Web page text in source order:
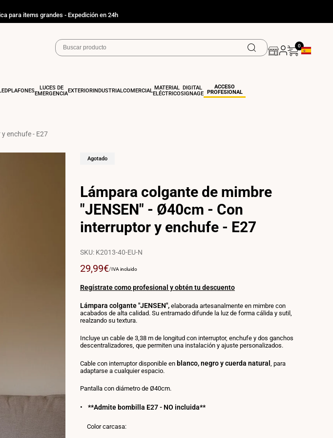
para items grandes - Expedición en 24h
0
PLAFONES
LUCES DE
EMERGENCIAEXTERIORINDUSTRIAL COMERCIAL MATERIAL
ELÉCTRICO
DIGITAL
SIGNAGE
ACCESO
PROFESIONAL
enchufe - E27
Agotado
Lámpara colgante de mimbre
"JENSEN" - Ø40cm - Con
interruptor y enchufe - E27
SKU: K2013-40-EU-N
Precio
venta
29,99€PRECIO
/POR
IVA incluido
Regístrate como profesional y obtén tu descuento
Lámpara colgante "JENSEN", elaborada artesanalmente en mimbre con
acabados de alta calidad. Su entramado difunde la luz de forma cálida y sutil,
realzando su textura.
Incluye un cable de 3,38 m de longitud con interruptor, enchufe y dos ganchos
descentralizadores, que permiten una instalación y ajuste personalizados.
Cable con interruptor disponible en blanco, negro y cuerda natural , para
adaptarse a cualquier espacio.
Pantalla con diámetro de Ø40cm.
**Admite bombilla E27 - NO incluida**
Color carcasa: